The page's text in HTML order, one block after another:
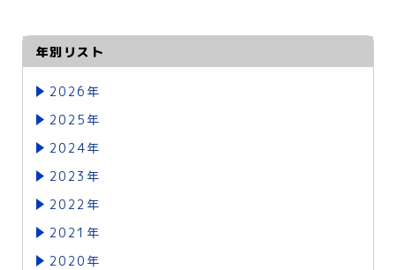
年別リスト
2026年
2025年
2024年
2023年
2022年
2021年
2020年